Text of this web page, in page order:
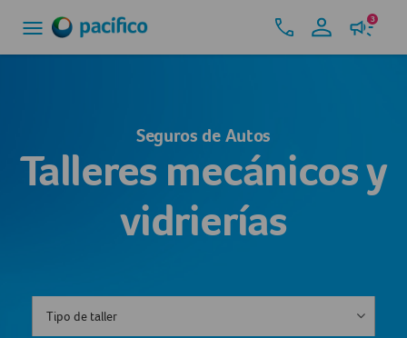
3
Seguros de Autos
Talleres mecánicos y
vidrierías